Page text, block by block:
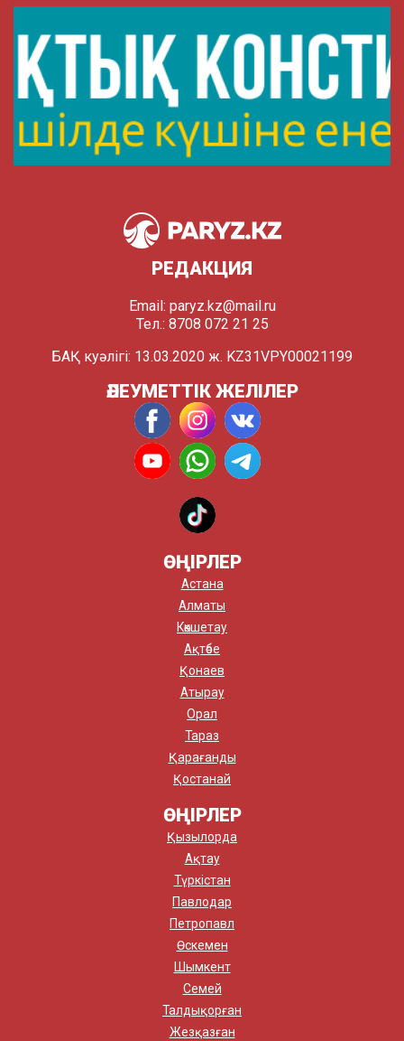
РЕДАКЦИЯ
Email: paryz.kz@mail.ru
Тел.: 8708 072 21 25
БАҚ куәлігі: 13.03.2020 ж. KZ31VPY00021199
ӘЛЕУМЕТТІК ЖЕЛІЛЕР
ӨҢІРЛЕР
Астана
Алматы
Көкшетау
Ақтөбе
Қонаев
Атырау
Орал
Тараз
Қарағанды
Қостанай
ӨҢІРЛЕР
Қызылорда
Ақтау
Түркістан
Павлодар
Петропавл
Өскемен
Шымкент
Семей
Талдықорған
Жезқазған